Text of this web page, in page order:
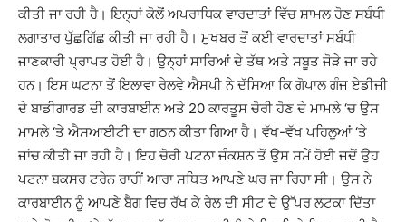
ਕੀਤੀ ਜਾ ਰਹੀ ਹੈ। ਇਨ੍ਹਾਂ ਕੋਲੋਂ ਅਪਰਾਧਿਕ ਵਾਰਦਾਤਾਂ ਵਿੱਚ ਸ਼ਾਮਲ ਹੋਣ ਸਬੰਧੀ
ਲਗਾਤਾਰ ਪੁੱਛਗਿੱਛ ਕੀਤੀ ਜਾ ਰਹੀ ਹੈ। ਮੁਖਬਰ ਤੋਂ ਕਈ ਵਾਰਦਾਤਾਂ ਸਬੰਧੀ
ਜਾਣਕਾਰੀ ਪ੍ਰਾਪਤ ਹੋਈ ਹੈ। ਉਨ੍ਹਾਂ ਸਾਰਿਆਂ ਦੇ ਤੱਥ ਅਤੇ ਸਬੂਤ ਜੋੜੇ ਜਾ ਰਹੇ
ਹਨ। ਇਸ ਘਟਨਾ ਤੋਂ ਇਲਾਵਾ ਰੇਲਵੇ ਐਸਪੀ ਨੇ ਦੱਸਿਆ ਕਿ ਗੋਪਾਲ ਗੰਜ ਏਡੀਜੀ
ਦੇ ਬਾਡੀਗਾਰਡ ਦੀ ਕਾਰਬਾਈਨ ਅਤੇ 20 ਕਾਰਤੂਸ ਚੋਰੀ ਹੋਣ ਦੇ ਮਾਮਲੇ ‘ਚ ਉਸ
ਮਾਮਲੇ ‘ਤੇ ਐਸਆਈਟੀ ਦਾ ਗਠਨ ਕੀਤਾ ਗਿਆ ਹੈ। ਵੱਖ-ਵੱਖ ਪਹਿਲੂਆਂ ‘ਤੇ
ਜਾਂਚ ਕੀਤੀ ਜਾ ਰਹੀ ਹੈ। ਇਹ ਚੋਰੀ ਪਟਨਾ ਜੰਕਸ਼ਨ ਤੋਂ ਉਸ ਸਮੇਂ ਹੋਈ ਜਦੋਂ ਉਹ
ਪਟਨਾ ਬਕਸਰ ਟਰੇਨ ਰਾਹੀਂ ਆਰਾ ਸਥਿਤ ਆਪਣੇ ਘਰ ਜਾ ਰਿਹਾ ਸੀ। ਉਸ ਨੇ
ਕਾਰਬਾਈਨ ਨੂੰ ਆਪਣੇ ਬੈਗ ਵਿਚ ਰੱਖ ਕੇ ਰੇਲ ਦੀ ਸੀਟ ਦੇ ਉੱਪਰ ਲਟਕਾ ਦਿੱਤਾ